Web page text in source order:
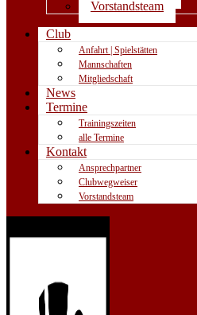
Vorstandsteam
Club
Anfahrt | Spielstätten
Mannschaften
Mitgliedschaft
News
Termine
Trainingszeiten
alle Termine
Kontakt
Ansprechpartner
Clubwegweiser
Vorstandsteam